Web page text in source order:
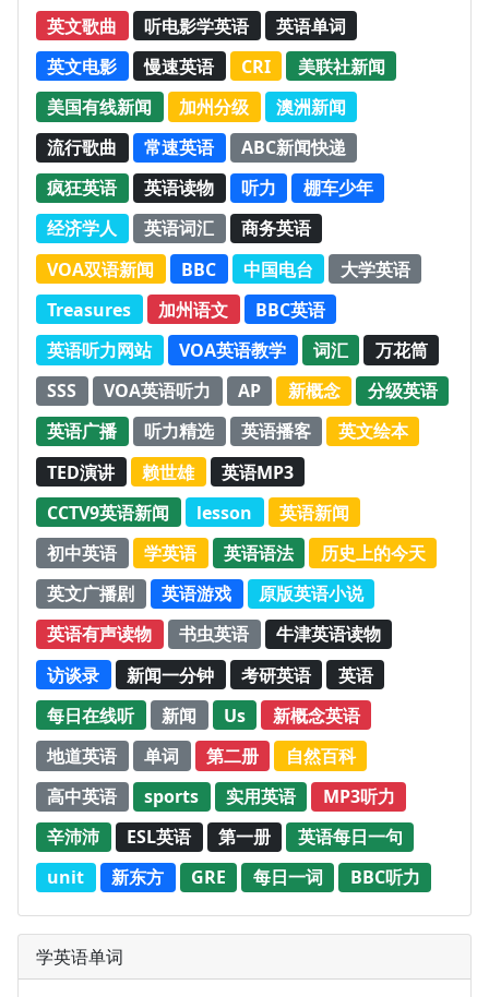
英文歌曲 听电影学英语
英语单词
英文电影
慢速英语 CRI
美联社新闻
美国有线新闻
加州分级
澳洲新闻
流行歌曲
常速英语
ABC新闻快递
疯狂英语
英语读物 听力
棚车少年
经济学人
英语词汇
商务英语
VOA双语新闻
BBC 中国电台
大学英语
Treasures
加州语文
BBC英语
英语听力网站
VOA英语教学 词汇
万花筒
SSS
VOA英语听力 AP 新概念
分级英语
英语广播
听力精选 英语播客
英文绘本
TED演讲
赖世雄
英语MP3
CCTV9英语新闻
lesson
英语新闻
初中英语
学英语 英语语法
历史上的今天
英文广播剧
英语游戏
原版英语小说
英语有声读物
书虫英语
牛津英语读物
访谈录
新闻一分钟 考研英语
英语
每日在线听
新闻 Us
新概念英语
地道英语
单词 第二册
自然百科
高中英语
sports 实用英语
MP3听力
辛沛沛
ESL英语 第一册
英语每日一句
unit
新东方 GRE 每日一词 BBC听力
学英语单词